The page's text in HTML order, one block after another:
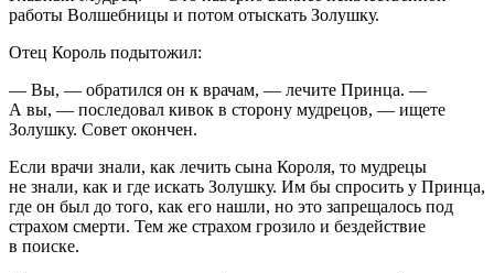
работы Волшебницы и потом отыскать Золушку.
Отец Король подытожил:
— Вы, — обратился он к врачам, — лечите Принца. —
А вы, — последовал кивок в сторону мудрецов, — ищете
Золушку. Совет окончен.
Если врачи знали, как лечить сына Короля, то мудрецы
не знали, как и где искать Золушку. Им бы спросить у Принца,
где он был до того, как его нашли, но это запрещалось под
страхом смерти. Тем же страхом грозило и бездействие
в поиске.